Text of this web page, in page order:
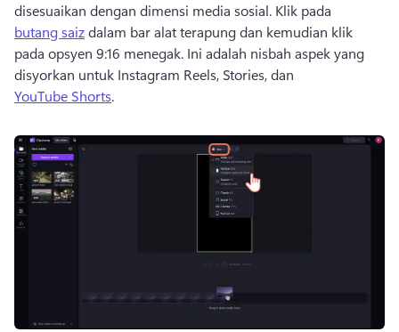
disesuaikan dengan dimensi media sosial. Klik pada
butang saiz dalam bar alat terapung dan kemudian klik
pada opsyen 9:16 menegak. Ini adalah nisbah aspek yang
disyorkan untuk Instagram Reels, Stories, dan
YouTube Shorts.